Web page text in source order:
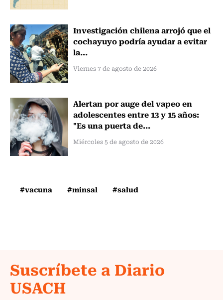
Investigación chilena arrojó que el
cochayuyo podría ayudar a evitar
la...
Viernes 7 de agosto de 2026
Alertan por auge del vapeo en
adolescentes entre 13 y 15 años:
"Es una puerta de...
Miércoles 5 de agosto de 2026
#vacuna #minsal #salud